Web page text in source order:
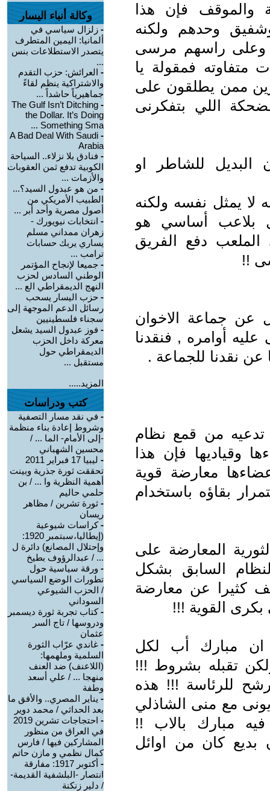
والموقف فإن هذا
وحدهم ولكنه
وعلى راسهم مرسى
متفاوته فمقولة يا
ممن يطلقون على
اللي بتفكرنى
للشاطر او
لا يمثل نفسه ولكنه
بلاعب أساسي هو
دفع الفريق
!!
جماعة الاخوان
أوامره , فنقدنا
نقدنا للجماعة .
تدعيه من قمع نظام
وقياديها فإن هذا
معارضة قوية
بقاؤه باستخدام
المعارضة على
السابق بشكل
كثيرا عن معارضة
القوية !!!
ان مبارك أب لكل
تقبله بشروط !!!
للرئاسة !!! هذه
مع منى الشاذلي
مبارك بالاب !!
بديع كان من اوائل
وكالة أنباء اليسار
- زلزال سياسي في
ألمانيا: اليمين المتطرف
يتصدر الاستطلاعات بنس
...
- العرائش: حزب التقدم
والاشتراكية ينظم لقاءً
جماهيرياً حاشداً ...
-
The Gulf Isn’t Ditching
the Dollar. It’s Doing
Something Sma ...
-
A Bad Deal With Saudi
Arabia
- فنادق بلا نزلاء.. السياحة
الكوبية تدفع ثمن العقوبات
والأزمات ...
- من هو عبدول السيد؟...
الطبيب الأمريكي من
أصول مصرية وأحد أبر ...
- انتخابات نيويورك -
زهران ممداني مسلم
يساري يربك حسابات
ترامب ...
- جميعا لإنجاح المؤتمر
الوطني السادس لحزب
النهج الديمقراطي الع ...
- حزب اليسار يسحب
رسائل الدعم الموجهة إلى
سجناء فلسطينيين
- فوز عبدول السيد يشعل
معركة داخل الحزب
الديمقراطي حول
مستقبل ...
المزيد.....
كتب ودراسات
- في نقد مسار التصفية
وشروط إعادة بناء منظمة
-إلى الأمام- الما ... /
محسين الشهباني
-
ليبيا 17 فبراير 2011
تحققت ثورة جذرية وبينت
أهمية النظرية وا ... / بن
حلمي حاليم
- ثورة تشرين / مظاهر
ريسان
-كراسات شيوعية
(إيطاليا،سبتمبر 1920:
وإحتلال المصانع) دائرة ل
... / عبدالرؤوف بطيخ
- ورقة سياسية حول
تطورات الوضع السياسي
/ الحزب الشيوعي
السوداني
-كتاب تجربة ثورة ديسمبر
ودروسها / تاج السر
عثمان
- غاندي عرّاب الثورة
السلمية وملهمها:
(اللاعنف) ضد العنف
منهجا ... / علي أسعد
وطفة
- يناير المصري.. والأفق ما
بعد الحداثي / محمد دوير
-
احتجاجات تشرين 2019
في العراق من منظور
المشاركين فيها / فارس
كمال نظمي و مازن حاتم
-
أكتوبر 1917: مفارقة
انتصار -البلشفية القديمة-
/ دلير زنكنة